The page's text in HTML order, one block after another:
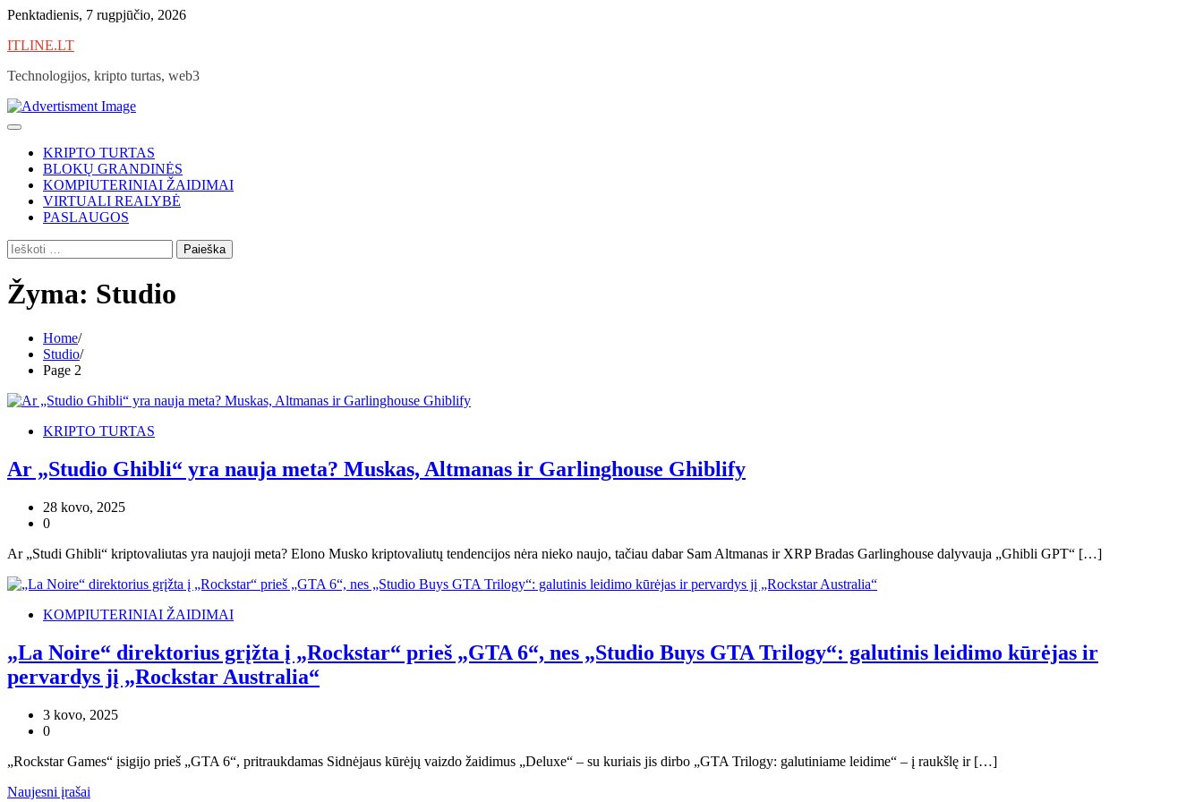
Skip
content
Penktadienis, 7 rugpjūčio, 2026
ITLINE.LT
Technologijos, kripto turtas, web3
KRIPTO TURTAS
BLOKŲ GRANDINĖS
KOMPIUTERINIAI ŽAIDIMAI
VIRTUALI REALYBĖ
PASLAUGOS
Ieškoti:
Žyma: Studio
Home
Studio
Page 2
KRIPTO TURTAS
Ar „Studio Ghibli“ yra nauja meta? Muskas, Altmanas ir Garlinghouse Ghiblify
28 kovo, 2025
0
Ar „Studi Ghibli“ kriptovaliutas yra naujoji meta? Elono Musko kriptovaliutų tendencijos nėra nieko naujo, tačiau dabar Sam Altmanas ir XRP Bradas Garlinghouse dalyvauja „Ghibli GPT“ […]
KOMPIUTERINIAI ŽAIDIMAI
„La Noire“ direktorius grįžta į „Rockstar“ prieš „GTA 6“, nes „Studio Buys GTA Trilogy“: galutinis leidimo kūrėjas ir
pervardys jį „Rockstar Australia“
3 kovo, 2025
0
„Rockstar Games“ įsigijo prieš „GTA 6“, pritraukdamas Sidnėjaus kūrėjų vaizdo žaidimus „Deluxe“ – su kuriais jis dirbo „GTA Trilogy: galutiniame leidime“ – į raukšlę ir […]
Navigacija
Naujesni įrašai